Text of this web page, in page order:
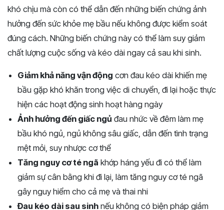
khó chịu mà còn có thể dẫn đến những biến chứng ảnh
hưởng đến sức khỏe mẹ bầu nếu không được kiểm soát
đúng cách. Những biến chứng này có thể làm suy giảm
chất lượng cuộc sống và kéo dài ngay cả sau khi sinh.
Giảm khả năng vận động cơn đau kéo dài khiến mẹ
bầu gặp khó khăn trong việc di chuyển, đi lại hoặc thực
hiện các hoạt động sinh hoạt hàng ngày
Ảnh hưởng đến giấc ngủ đau nhức về đêm làm mẹ
bầu khó ngủ, ngủ không sâu giấc, dẫn đến tình trạng
mệt mỏi, suy nhược cơ thể
Tăng nguy cơ té ngã khớp háng yếu đi có thể làm
giảm sự cân bằng khi đi lại, làm tăng nguy cơ té ngã
gây nguy hiểm cho cả mẹ và thai nhi
Đau kéo dài sau sinh nếu không có biện pháp giảm